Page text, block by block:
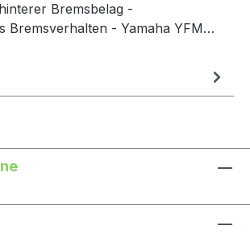
Bremsbelag -
Bremsverhalten - Yamaha YFM…